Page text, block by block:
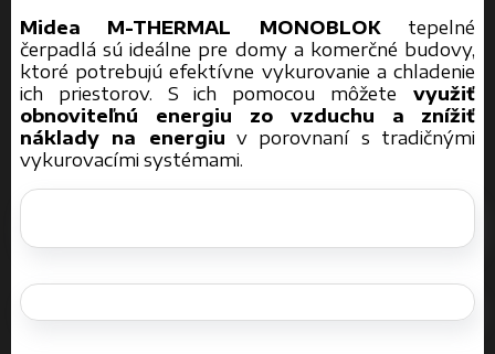
Midea
M-THERMAL MONOBLOKtepelné
čerpadlá sú ideálne pre domy a komerčné budovy,
ktoré potrebujú efektívne vykurovanie a chladenie
ich priestorov. S ich pomocou môžete využiť
obnoviteľnú energiu zo vzduchu a
znížiť
náklady na energiu v porovnaní s tradičnými
vykurovacími systémami.